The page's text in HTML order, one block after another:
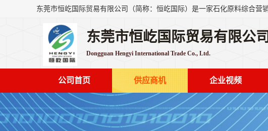
东莞市恒屹国际贸易有限公司
Dongguan Hengyi International Trade Co., Ltd.
公司首页 供应商机 企业视频